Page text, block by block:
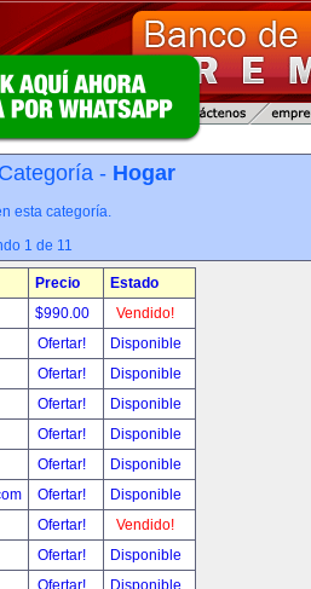
- Hogar
esta categoría.
1 de 11
Precio
Estado
$990.00
Vendido!
Ofertar!
Disponible
Ofertar!
Disponible
Ofertar!
Disponible
Ofertar!
Disponible
Ofertar!
Disponible
Ofertar!
Disponible
Ofertar!
Vendido!
Ofertar!
Disponible
Ofertar!
Disponible